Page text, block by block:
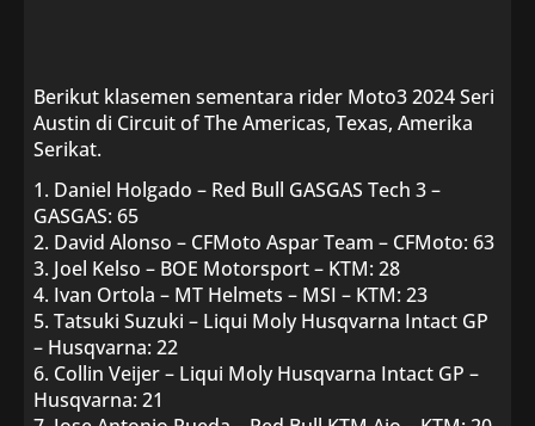
Berikut klasemen sementara rider Moto3 2024 Seri
Austin di Circuit of The Americas, Texas, Amerika
Serikat.
1. Daniel Holgado – Red Bull GASGAS Tech 3 –
GASGAS: 65
2. David Alonso – CFMoto Aspar Team – CFMoto: 63
3. Joel Kelso – BOE Motorsport – KTM: 28
4. Ivan Ortola – MT Helmets – MSI – KTM: 23
5. Tatsuki Suzuki – Liqui Moly Husqvarna Intact GP
– Husqvarna: 22
6. Collin Veijer – Liqui Moly Husqvarna Intact GP –
Husqvarna: 21